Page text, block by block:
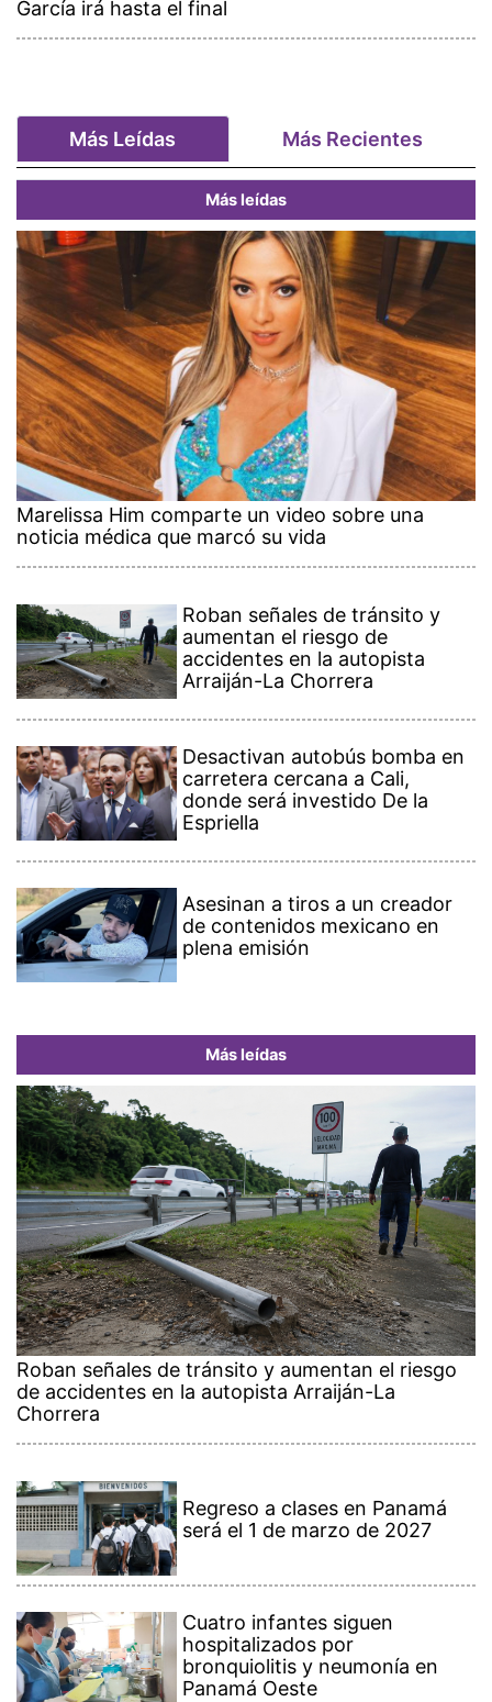
García irá hasta el final
Más Leídas Más Recientes
Más leídas
Marelissa Him comparte un video sobre una
noticia médica que marcó su vida
Roban señales de tránsito y
aumentan el riesgo de
accidentes en la autopista
Arraiján-La Chorrera
Desactivan autobús bomba en
carretera cercana a Cali,
donde será investido De la
Espriella
Asesinan a tiros a un creador
de contenidos mexicano en
plena emisión
Más leídas
Roban señales de tránsito y aumentan el riesgo
de accidentes en la autopista Arraiján-La
Chorrera
Regreso a clases en Panamá
será el 1 de marzo de 2027
Cuatro infantes siguen
hospitalizados por
bronquiolitis y neumonía en
Panamá Oeste